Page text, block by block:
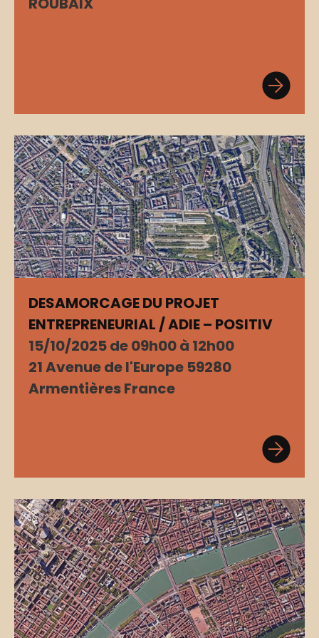
DESAMORCAGE DU PROJET
ENTREPRENEURIAL / ADIE – POSITIV
15/10/2025 de 09h00 à 12h00
21 Avenue de l'Europe 59280
Armentières France